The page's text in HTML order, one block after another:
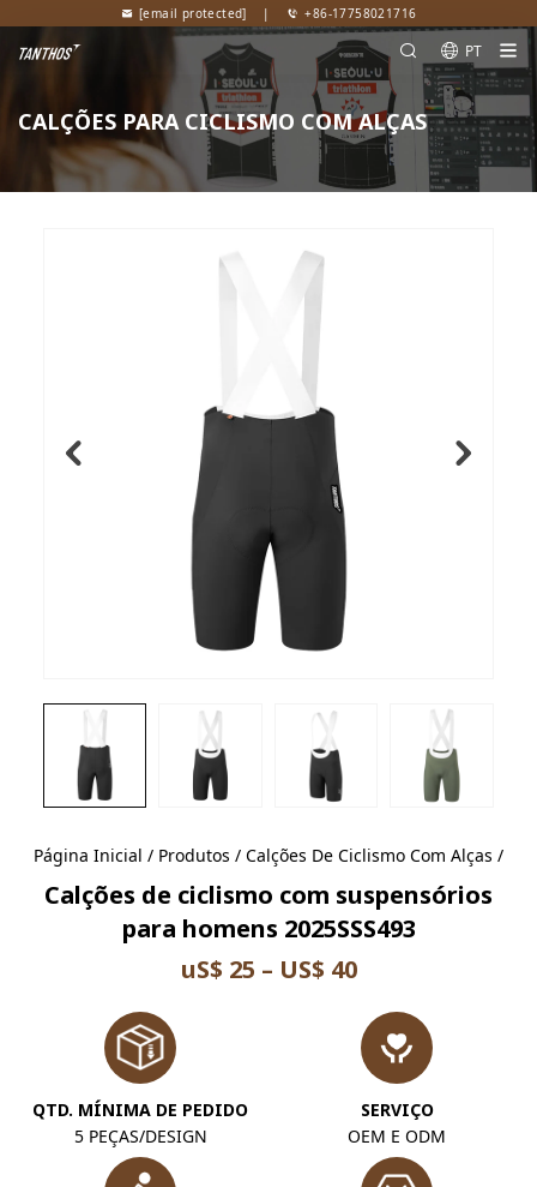
[email protected] | +86-17758021716
PT
CALÇÕES PARA CICLISMO COM ALÇAS
Página Inicial / Produtos / Calções De Ciclismo Com Alças /
Calções de ciclismo com suspensórios
para homens 2025SSS493
uS$ 25 – US$ 40
QTD. MÍNIMA DE PEDIDO
5 PEÇAS/DESIGN
SERVIÇO
OEM E ODM